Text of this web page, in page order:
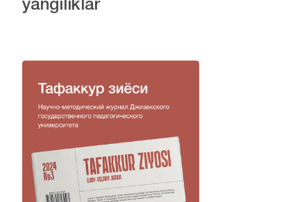
yangiliklar